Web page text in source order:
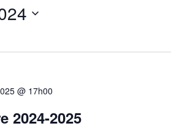
@ 17h00
2024-2025